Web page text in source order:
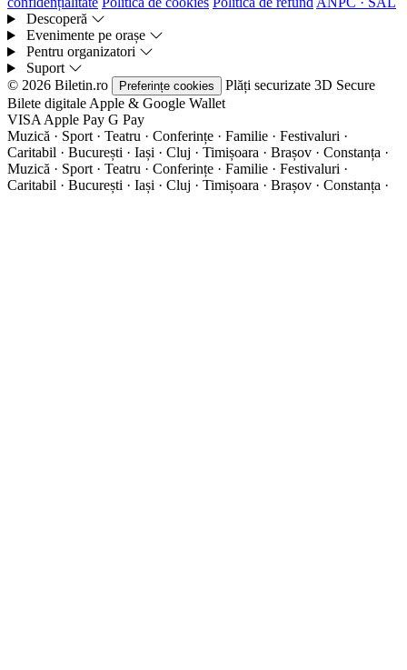
Descoperă
Evenimente pe orașe
Pentru organizatori
Suport
© 2026 Biletin.ro
Preferințe cookies Plăți securizate 3D Secure
Bilete digitale Apple & Google Wallet
VISA Apple Pay G Pay
Muzică · Sport · Teatru · Conferințe · Familie · Festivaluri ·
Caritabil · București · Iași · Cluj · Timișoara · Brașov · Constanța ·
Muzică · Sport · Teatru · Conferințe · Familie · Festivaluri ·
Caritabil · București · Iași · Cluj · Timișoara · Brașov · Constanța ·